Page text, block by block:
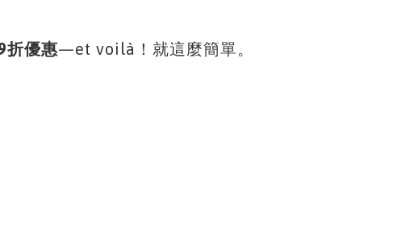
折優惠—et voilà！就這麼簡單。